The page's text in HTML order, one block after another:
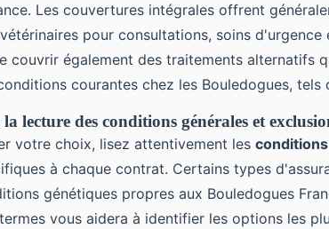
Les couvertures intégrales offrent
pour consultations, soins d'urgence
couvrir également des traitements alternatifs
courantes chez les Bouledogues, tels
lecture des conditions générales et
votre choix, lisez attentivement les
à chaque contrat. Certains types
génétiques propres aux Bouledogues
vous aidera à identifier les options les